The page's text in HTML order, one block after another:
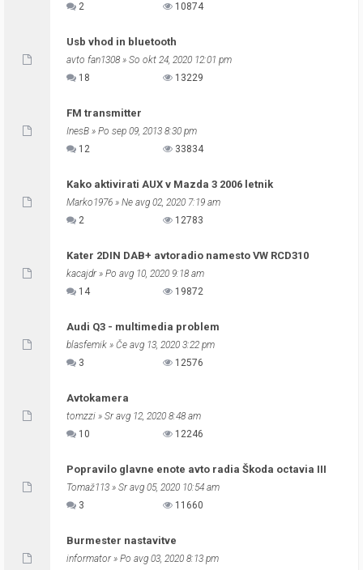
2
10874
Usb vhod in bluetooth
avto fan1308 » So okt 24, 2020 12:01 pm
18
13229
FM transmitter
InesB » Po sep 09, 2013 8:30 pm
12
33834
Kako aktivirati AUX v Mazda 3 2006 letnik
Marko1976 » Ne avg 02, 2020 7:19 am
2
12783
Kater 2DIN DAB+ avtoradio namesto VW RCD310
kacajdr» Po avg 10, 2020 9:18 am
14
19872
Audi Q3 - multimedia problem
blasfemik » Če avg 13, 2020 3:22 pm
3
12576
Avtokamera
tomzzi » Sr avg 12, 2020 8:48 am
10
12246
Popravilo glavne enote avto radia Škoda octavia III
Tomaž113 » Sr avg 05, 2020 10:54 am
3
11660
Burmester nastavitve
informator» Po avg 03, 2020 8:13 pm